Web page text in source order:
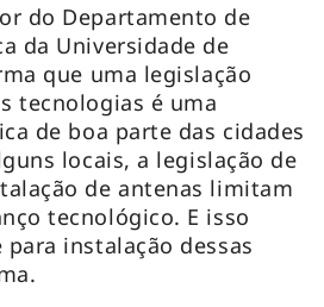
do Departamento de
da Universidade de
que uma legislação
tecnologias é uma
de boa parte das cidades
locais, a legislação de
de antenas limitam
tecnológico. E isso
instalação dessas